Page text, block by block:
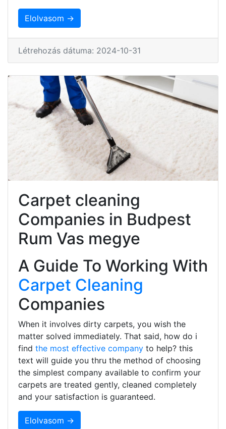
Elolvasom →
Létrehozás dátuma: 2024-10-31
Carpet cleaning
Companies in Budpest
Rum Vas megye
A Guide To Working With
Carpet Cleaning
Companies
When it involves dirty carpets, you wish the
matter solved immediately. That said, how do i
find the most effective company to help? this
text will guide you thru the method of choosing
the simplest company available to confirm your
carpets are treated gently, cleaned completely
and your satisfaction is guaranteed.
Elolvasom →